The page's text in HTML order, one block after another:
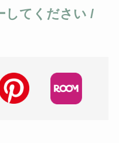
してください /